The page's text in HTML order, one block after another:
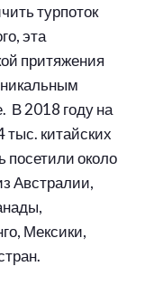
турпоток
эта
притяжения
В 2018 году на
тыс. китайских
посетили около
Австралии,
Мексики,